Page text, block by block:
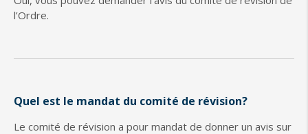
l’Ordre.
Quel est le mandat du comité de révision?
Le comité de révision a pour mandat de donner un avis sur